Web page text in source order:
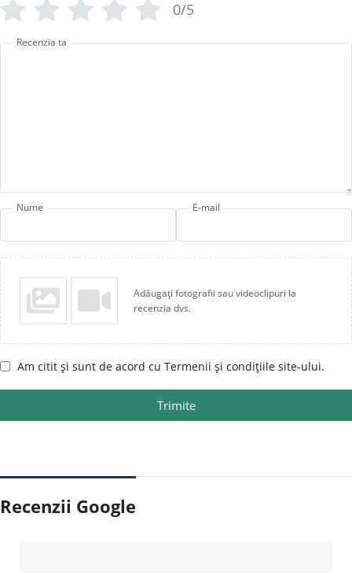
0/5
Recenzia ta
Nume E-mail
Adăugați fotografii sau videoclipuri la
recenzia dvs.
Am citit și sunt de acord cu Termenii și condițiile site-ului.
Trimite
Recenzii Google